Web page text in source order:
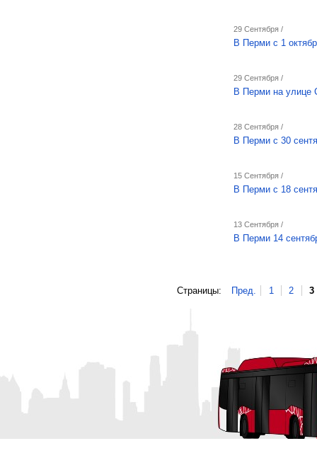
29 Сентября /
В Перми с 1
29 Сентября /
В Перми на улице
28 Сентября /
В Перми с 30
15 Сентября /
В Перми с 18
13 Сентября /
В Перми 14
Страницы: Пред. 1 2 3